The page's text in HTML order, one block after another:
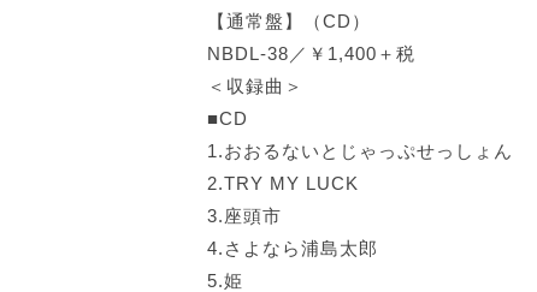
【通常盤】（CD）
NBDL-38／￥1,400＋税
＜収録曲＞
■CD
1.おおるないとじゃっぷせっしょん
2.TRY MY LUCK
3.座頭市
4.さよなら浦島太郎
5.姫